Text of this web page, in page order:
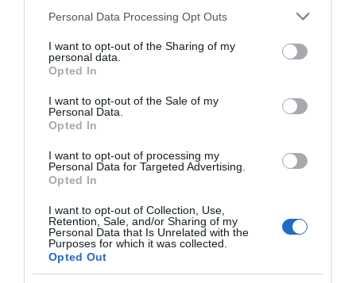
Please note that this website/app uses one or more Google
not limited to your visit or usage behaviour. You may click to
grant or deny consent to Google and its third-party tags to
use your data for below specified purposes in below Google
consent section.
Personal Data Processing Opt Outs
I want to opt-out of the Sharing of my
personal data.
Opted In
I want to opt-out of the Sale of my
Personal Data.
Opted In
I want to opt-out of processing my
Personal Data for Targeted Advertising.
Opted In
I want to opt-out of Collection, Use,
Retention, Sale, and/or Sharing of my
Personal Data that Is Unrelated with the
Purposes for which it was collected.
Opted Out
ΔΙΕΘΝΗ